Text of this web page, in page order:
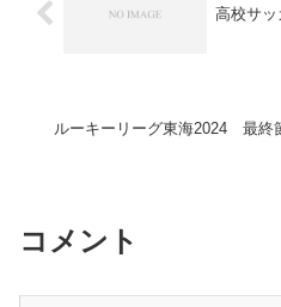
高校サッ
ルーキーリーグ東海2024 最終
コメント